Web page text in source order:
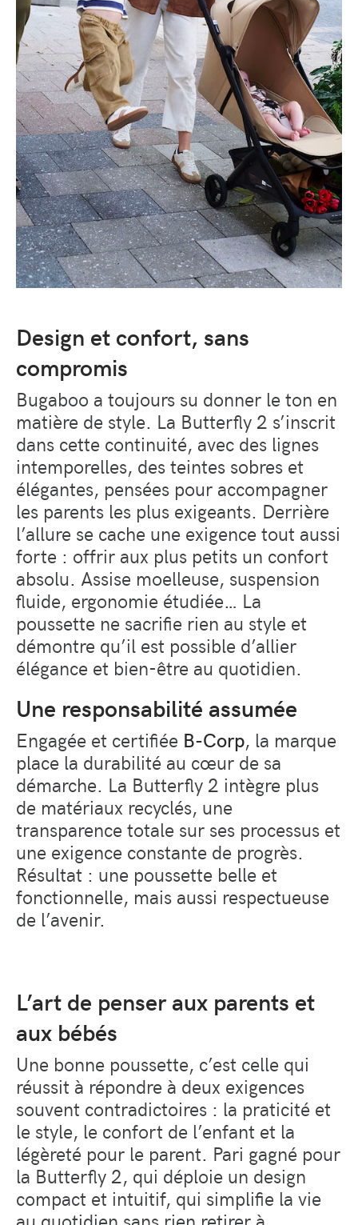
Design et confort, sans
compromis
Bugaboo a toujours su donner le ton en
matière de style. La Butterfly 2 s’inscrit
dans cette continuité, avec des lignes
intemporelles, des teintes sobres et
élégantes, pensées pour accompagner
les parents les plus exigeants. Derrière
l’allure se cache une exigence tout aussi
forte : offrir aux plus petits un confort
absolu. Assise moelleuse, suspension
fluide, ergonomie étudiée… La
poussette ne sacrifie rien au style et
démontre qu’il est possible d’allier
élégance et bien-être au quotidien.
Une responsabilité assumée
Engagée et certifiée B-Corp, la marque
place la durabilité au cœur de sa
démarche. La Butterfly 2 intègre plus
de matériaux recyclés, une
transparence totale sur ses processus et
une exigence constante de progrès.
Résultat : une poussette belle et
fonctionnelle, mais aussi respectueuse
de l’avenir.
L’art de penser aux parents et
aux bébés
Une bonne poussette, c’est celle qui
réussit à répondre à deux exigences
souvent contradictoires : la praticité et
le style, le confort de l’enfant et la
légèreté pour le parent. Pari gagné pour
la Butterfly 2, qui déploie un design
compact et intuitif, qui simplifie la vie